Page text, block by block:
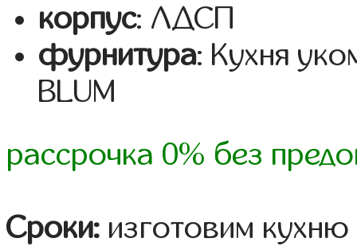
корпус: ЛДСП
фурнитура: Кухня
BLUM
рассрочка 0% без
Сроки: изготовим